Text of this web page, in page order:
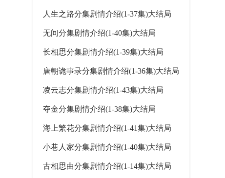
人生之路分集剧情介绍(1-37集)大结局
无间分集剧情介绍(1-40集)大结局
长相思分集剧情介绍(1-39集)大结局
唐朝诡事录分集剧情介绍(1-36集)大结局
凌云志分集剧情介绍(1-43集)大结局
夺金分集剧情介绍(1-38集)大结局
海上繁花分集剧情介绍(1-41集)大结局
小巷人家分集剧情介绍(1-40集)大结局
古相思曲分集剧情介绍(1-14集)大结局